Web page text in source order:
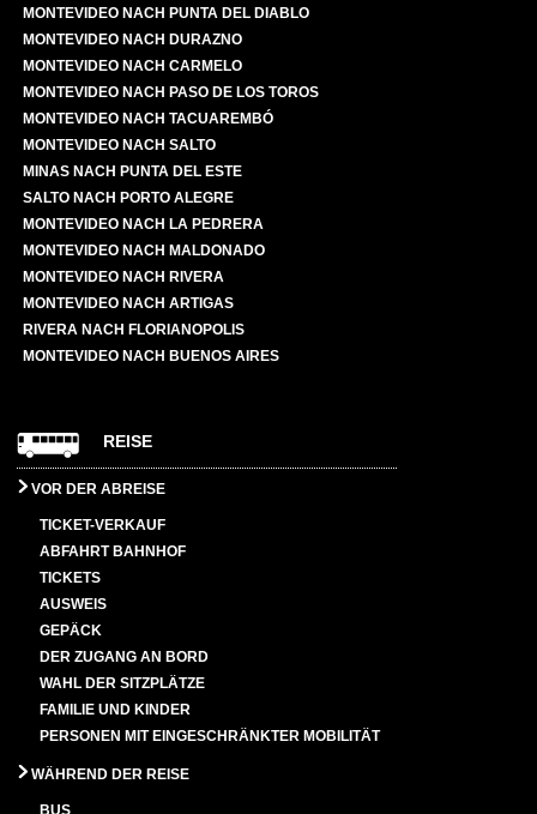
MONTEVIDEO NACH PUNTA DEL DIABLO
MONTEVIDEO NACH DURAZNO
MONTEVIDEO NACH CARMELO
MONTEVIDEO NACH PASO DE LOS TOROS
MONTEVIDEO NACH TACUAREMBÓ
MONTEVIDEO NACH SALTO
MINAS NACH PUNTA DEL ESTE
SALTO NACH PORTO ALEGRE
MONTEVIDEO NACH LA PEDRERA
MONTEVIDEO NACH MALDONADO
MONTEVIDEO NACH RIVERA
MONTEVIDEO NACH ARTIGAS
RIVERA NACH FLORIANOPOLIS
MONTEVIDEO NACH BUENOS AIRES
REISE
VOR DER ABREISE
TICKET-VERKAUF
ABFAHRT BAHNHOF
TICKETS
AUSWEIS
GEPÄCK
DER ZUGANG AN BORD
WAHL DER SITZPLÄTZE
FAMILIE UND KINDER
PERSONEN MIT EINGESCHRÄNKTER MOBILITÄT
WÄHREND DER REISE
BUS